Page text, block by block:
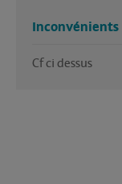
Inconvénients
Cf ci dessus